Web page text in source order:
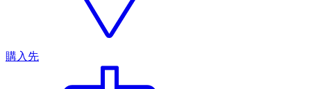
購入先